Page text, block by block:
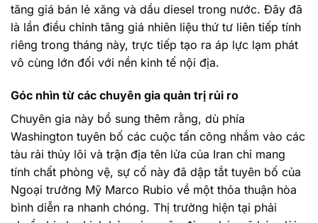
tăng giá bán lẻ xăng và dầu diesel trong nước. Đây đã
là lần điều chỉnh tăng giá nhiên liệu thứ tư liên tiếp tính
riêng trong tháng này, trực tiếp tạo ra áp lực lạm phát
vô cùng lớn đối với nền kinh tế nội địa.
Góc nhìn từ các chuyên gia quản trị rủi ro
Chuyên gia này bổ sung thêm rằng, dù phía
Washington tuyên bố các cuộc tấn công nhắm vào các
tàu rải thủy lôi và trận địa tên lửa của Iran chỉ mang
tính chất phòng vệ, sự cố này đã dập tắt tuyên bố của
Ngoại trưởng Mỹ Marco Rubio về một thỏa thuận hòa
bình diễn ra nhanh chóng. Thị trường hiện tại phải